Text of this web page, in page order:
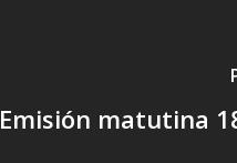
Emisión matutina